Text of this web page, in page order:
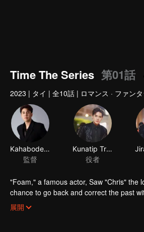
Time The Series 第01話
2023 | タイ | 全10話 | ロマンス · ファン
Kahabodee Kaljareuk
監督
Kunatip Trakarnchan
役者
"Foam," a famous actor, Saw "Chris" the
chance to go back and correct the past
in time to "Foam," will Foam be able to
展開